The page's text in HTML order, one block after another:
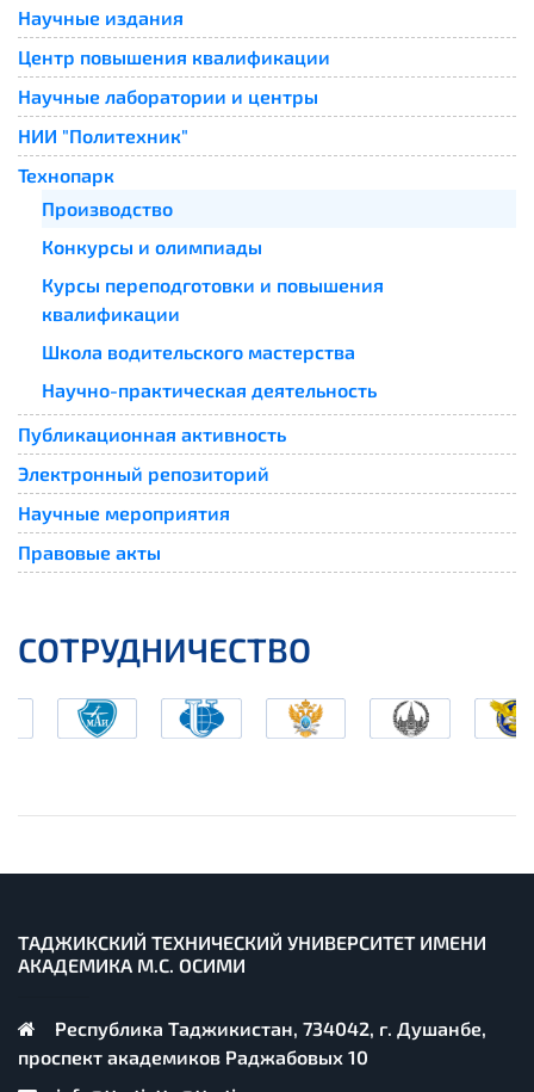
Научные издания
Центр повышения квалификации
Научные лаборатории и центры
НИИ "Политехник"
Технопарк
Производство
Конкурсы и олимпиады
Курсы переподготовки и повышения
квалификации
Школа водительского мастерства
Научно-практическая деятельность
Публикационная активность
Электронный репозиторий
Научные мероприятия
Правовые акты
СОТРУДНИЧЕСТВО
ТАДЖИКСКИЙ ТЕХНИЧЕСКИЙ УНИВЕРСИТЕТ ИМЕНИ
АКАДЕМИКА М.С. ОСИМИ
Республика Таджикистан, 734042, г. Душанбе,
проспект академиков Раджабовых 10